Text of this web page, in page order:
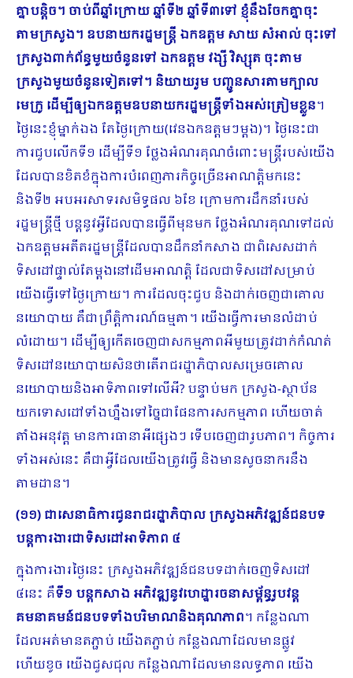
គ្នាបន្តិច។ ចាប់ពីឆ្នាំក្រោយ ឆ្នាំទី២ ឆ្នាំទី៣ទៅ ខ្ញុំនឹងចែកគ្នាចុះ
តាមក្រសួង។ ឧបនាយករដ្ឋមន្រ្តី ឯកឧត្ដម សាយ សំអាល់ ចុះទៅ
ក្រសួងពាក់ព័ន្ធមួយចំនួនទៅ ឯកឧត្ដម វង្សី វិស្សុត ចុះតាម
ក្រសួងមួយចំនួនទៀតទៅ។ និយាយរួម បញ្ជូនសារតាមក្បាល
មេក្រូ ដើម្បីឲ្យឯកឧត្ដមឧបនាយករដ្ឋមន្រ្តីទាំងអស់ត្រៀមខ្លួន។
ថ្ងៃនេះខ្ញុំម្នាក់ឯង តែថ្ងៃក្រោយ(វេនឯកឧត្ដមៗម្ដង)។ ថ្ងៃនេះជា
ការជួបលើកទី១ ដើម្បីទី១ ថ្លែងអំណរគុណចំពោះមន្រ្តីរបស់យើង
ដែលបានខិតខំក្នុងការបំពេញភារកិច្ចច្រើនអាណត្តិមកនេះ
និងទី២ អបអរសាទរសមិទ្ធផល ៦ខែ ក្រោមការដឹកនាំរបស់
រដ្ឋមន្រ្តីថ្មី បន្តនូវអ្វីដែលបានធ្វើពីមុនមក ថ្លែងអំណរគុណទៅដល់
ឯកឧត្ដមអតីតរដ្ឋមន្រ្តី​ដែលបានដឹកនាំកសាង ជាពិសេសដាក់
ទិសដៅផ្ទាល់តែម្ដងនៅដើមអាណត្តិ ដែលជាទិសដៅសម្រាប់
យើងធ្វើទៅថ្ងៃក្រោយ។ ការដែលចុះជួប និងដាក់ចេញជាគោល
នយោបាយ គឺជាព្រឹត្តិការណ៍ធម្មតា។ យើងធ្វើការមានលំដាប់
លំដោយ។ ដើម្បីឲ្យកើតចេញជាសកម្មភាពអីមួយត្រូវដាក់កំណត់
ទិសដៅនយោបាយសិនថាតើរាជរដ្ឋាភិបាលសម្រេចគោល
នយោបាយនិងអាទិភាពទៅលើអី? បន្ទាប់មក ក្រសួង-ស្ថាប័ន
យកទោសដៅទាំងហ្នឹងទៅច្នៃជាផែនការសកម្មភាព ហើយចាត់
តាំងអនុវត្ត មានការធានាអីផ្សេងៗ ទើបចេញជារូបភាព។ កិច្ចការ
ទាំងអស់នេះ គឺជាអ្វីដែលយើងត្រូវធ្វើ និងមានសូចនាករនឹង
តាមដាន។
(១១) ជាសេនាធិការជូនរាជរដ្ឋាភិបាល ក្រសួងអភិវឌ្ឍន៍ជនបទ
បន្តការងារជាទិសដៅអាទិភាព ៤
ក្នុងការងារថ្ងៃនេះ ក្រសួងអភិវឌ្ឍន៍ជនបទដាក់ចេញទិសដៅ
៤នេះ គឺទី១ បន្តកសាង អភិវឌ្ឍនូវហេដ្ឋារចនាសម្ព័ន្ធរូបវន្ត
គមនាគមន៍ជនបទទាំងបរិមាណនិងគុណភាព។ កន្លែងណា
ដែលអត់មានតភ្ជាប់ យើងតភ្ជាប់ កន្លែងណាដែលមានផ្លូវ
ហើយខូច យើងជួសជុល កន្លែងណាដែលមានលទ្ធភាព យើង